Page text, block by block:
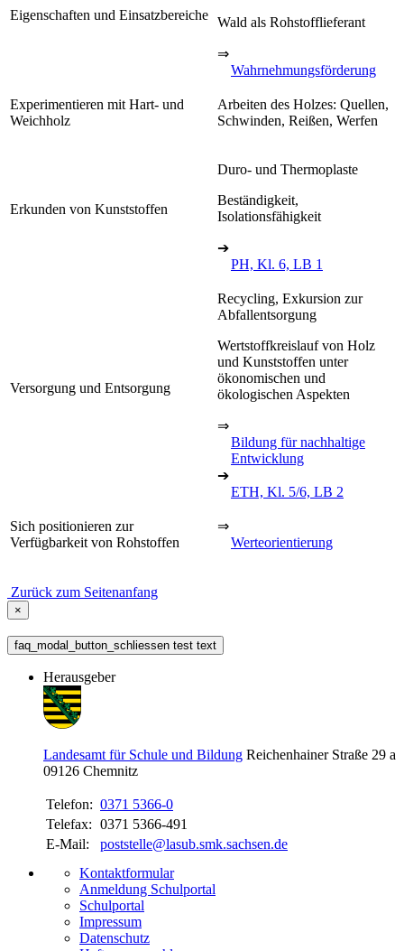
Eigenschaften und Einsatzbereiche Wald als Rohstofflieferant
⇒
Wahrnehmungsförderung
Experimentieren mit Hart- und
Weichholz
Arbeiten des Holzes: Quellen,
Schwinden, Reißen, Werfen
Erkunden von Kunststoffen
Duro- und Thermoplaste
Beständigkeit,
Isolationsfähigkeit
➔
PH, Kl. 6, LB 1
Versorgung und Entsorgung
Recycling, Exkursion zur
Abfallentsorgung
Wertstoffkreislauf von Holz
und Kunststoffen unter
ökonomischen und
ökologischen Aspekten
⇒
Bildung für nachhaltige
Entwicklung
➔
ETH, Kl. 5/6, LB 2
Sich positionieren zur
Verfügbarkeit von Rohstoffen
⇒
Werteorientierung
Zurück zum Seitenanfang
×
faq_modal_button_schliessen test text
Herausgeber
Landesamt für Schule und Bildung Reichenhainer Straße 29 a
09126 Chemnitz
Telefon: 0371 5366-0
Telefax: 0371 5366-491
E-Mail:
poststelle@lasub.smk.sachsen.de
Kontaktformular
Anmeldung Schulportal
Schulportal
Impressum
Datenschutz